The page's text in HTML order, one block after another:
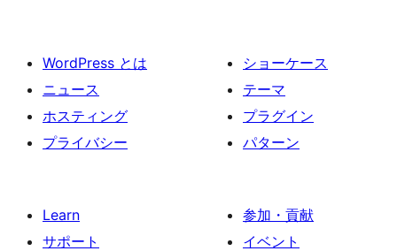
WordPress とは
ニュース
ホスティング
プライバシー
ショーケース
テーマ
プラグイン
パターン
Learn
サポート
参加・貢献
イベント